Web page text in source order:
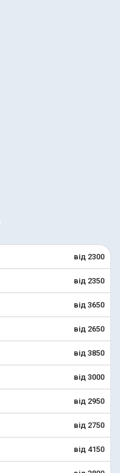
від 2300
від 2350
від 3650
від 2650
від 3850
від 3000
від 2950
від 2750
від 4150